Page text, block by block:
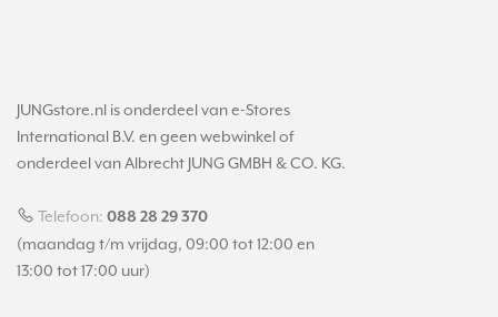
JUNGstore.nl is onderdeel van e-Stores
International B.V. en geen webwinkel of
onderdeel van Albrecht JUNG GMBH & CO. KG.
Telefoon: 088 28 29 370
(maandag t/m vrijdag, 09:00 tot 12:00 en
13:00 tot 17:00 uur)